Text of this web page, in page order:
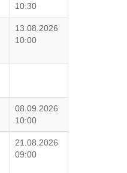
10:30
13.08.2026
10:00
08.09.2026
10:00
21.08.2026
09:00